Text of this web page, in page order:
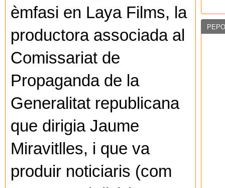
èmfasi en Laya Films, la
productora associada al
Comissariat de
Propaganda de la
Generalitat republicana
que dirigia Jaume
Miravitlles, i que va
produir noticiaris (com